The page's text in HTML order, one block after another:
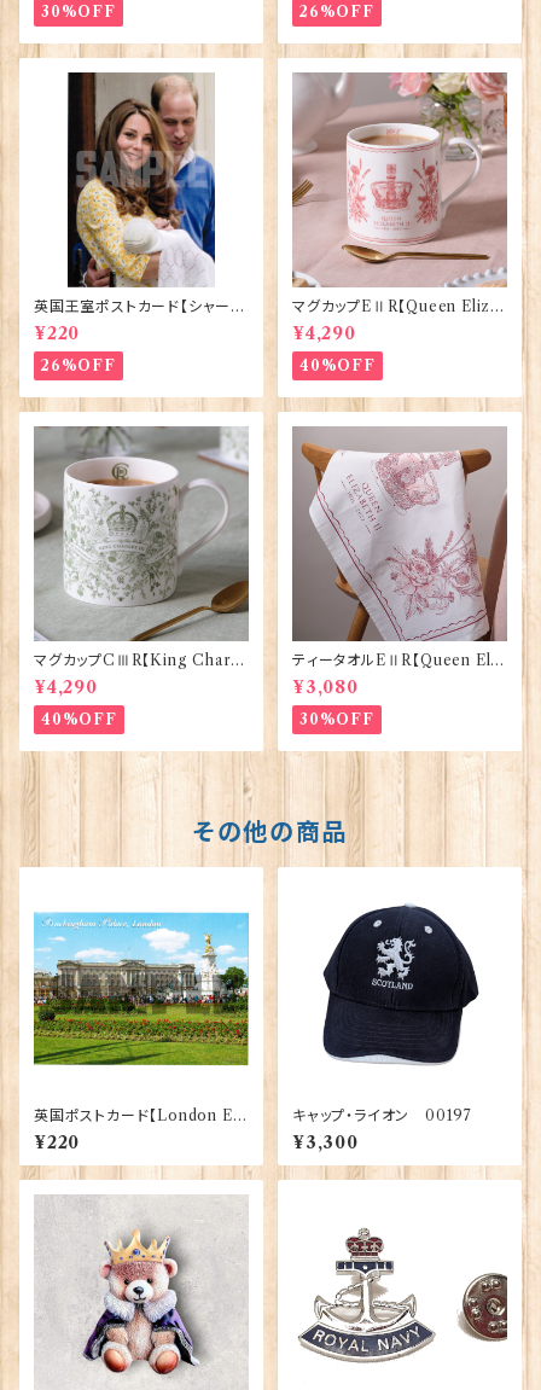
30%OFF 26%OFF
英国王室ポストカード【シャーロ
ット王女2】Pageantry Postca
rd 90183-JEF202
¥220
26%OFF
マグカップEⅡR【Queen Eliza
bethⅡ Commemorative】Vi
ctoria Eggs 50126
¥4,290
40%OFF
マグカップCⅢR【King Charle
sⅢ Coronation】Victoria E
ggs 50127
¥4,290
40%OFF
ティータオルEⅡR【Queen Eliz
abethⅡ Commemorative】V
ictoria Eggs 50128
¥3,080
30%OFF
その他の商品
英国ポストカード【London E】
J.Salmon 90083-042
¥220
キャップ・ライオン 00197
¥3,300